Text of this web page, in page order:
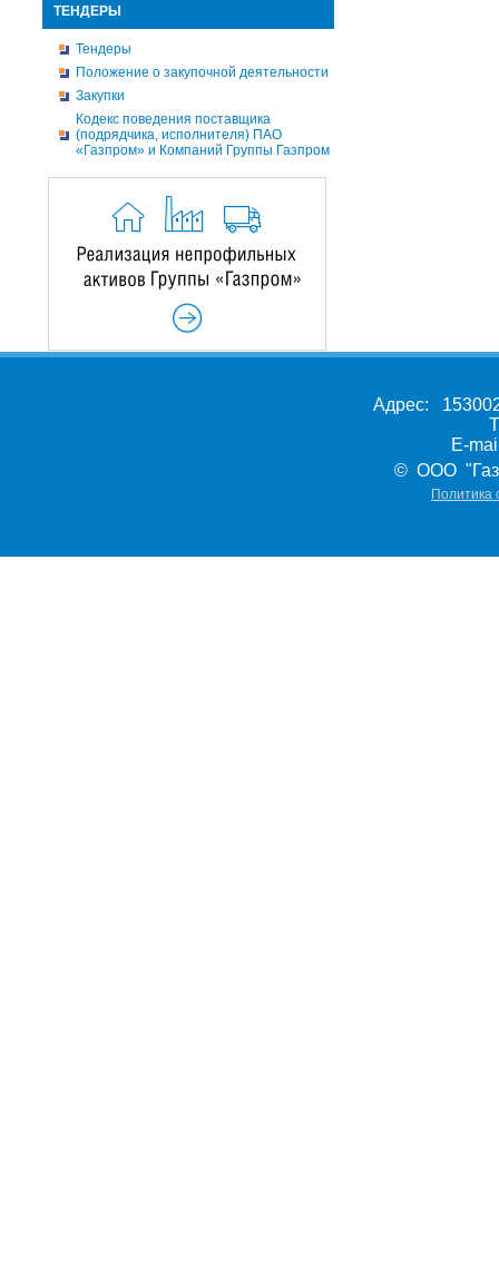
ТЕНДЕРЫ
Тендеры
Положение о закупочной деятельности
Закупки
Кодекс поведения поставщика
(подрядчика, исполнителя) ПАО
«Газпром» и Компаний Группы Газпром
Адрес:
E-
© ООО
Политика